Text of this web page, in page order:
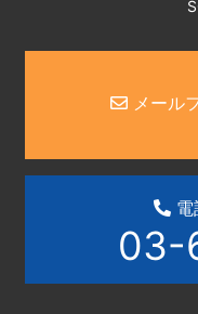
メール
電
03-